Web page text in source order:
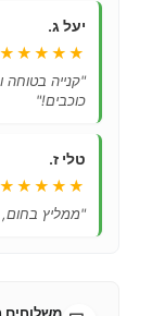
יעל ג.
★★★★★
"קנייה בטוחה
כוכבים!"
טלי ז.
★★★★★
"ממליץ בחום,